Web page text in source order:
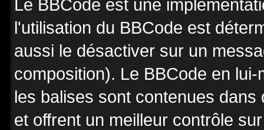
Le BBCode est une
l'utilisation du BBCode est
aussi le désactiver sur un
composition). Le BBCode en
les balises sont contenues
et offrent un meilleur contrôle